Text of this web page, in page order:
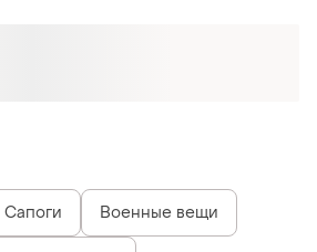
Сапоги Военные вещи